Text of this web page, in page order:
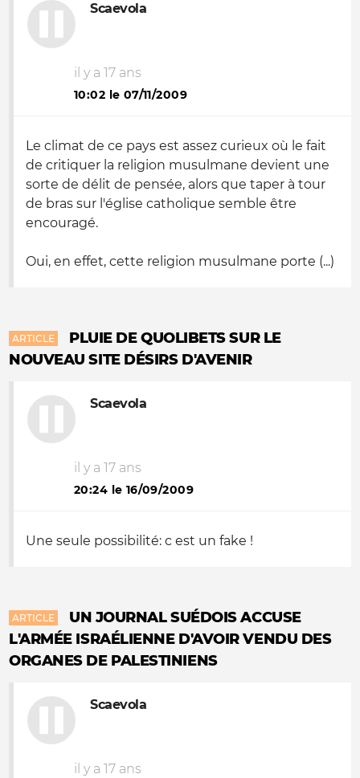
Scaevola
il y a 17 ans
10:02 le 07/11/2009
Le climat de ce pays est assez curieux où le fait
de critiquer la religion musulmane devient une
sorte de délit de pensée, alors que taper à tour
de bras sur l'église catholique semble être
encouragé.
Oui, en effet, cette religion musulmane porte (...)
ARTICLE
PLUIE DE QUOLIBETS SUR LE
NOUVEAU SITE DÉSIRS D'AVENIR
Scaevola
il y a 17 ans
20:24 le 16/09/2009
Une seule possibilité: c est un fake !
ARTICLE
UN JOURNAL SUÉDOIS ACCUSE
L'ARMÉE ISRAÉLIENNE D'AVOIR VENDU DES
ORGANES DE PALESTINIENS
Scaevola
il y a 17 ans